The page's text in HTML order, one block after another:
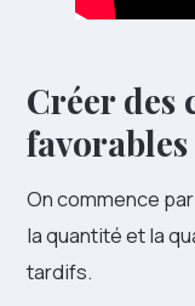
Créer
favorables
On commence par
la quantité et la
tardifs.